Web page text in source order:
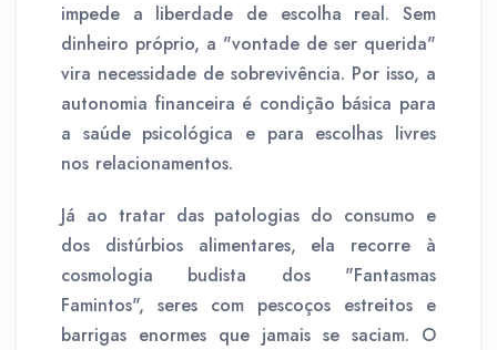
impede a liberdade de escolha real. Sem
dinheiro próprio, a "vontade de ser querida"
vira necessidade de sobrevivência. Por isso, a
autonomia financeira é condição básica para
a saúde psicológica e para escolhas livres
nos relacionamentos.
Já ao tratar das patologias do consumo e
dos distúrbios alimentares, ela recorre à
cosmologia budista dos "Fantasmas
Famintos", seres com pescoços estreitos e
barrigas enormes que jamais se saciam. O